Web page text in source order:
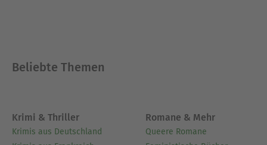
Psychiater und Psychoanalytiker und ist
Beliebte Themen
Krimi & Thriller
Krimis aus Deutschland
Romane & Mehr
Queere Romane